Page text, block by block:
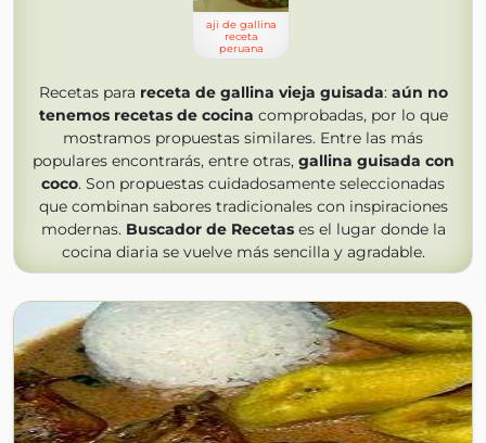
aji de gallina
receta
peruana
Recetas para receta de gallina vieja guisada: aún no
tenemos recetas de cocina comprobadas, por lo que
mostramos propuestas similares. Entre las más
populares encontrarás, entre otras, gallina guisada con
coco. Son propuestas cuidadosamente seleccionadas
que combinan sabores tradicionales con inspiraciones
modernas. Buscador de Recetases el lugar donde la
cocina diaria se vuelve más sencilla y agradable.